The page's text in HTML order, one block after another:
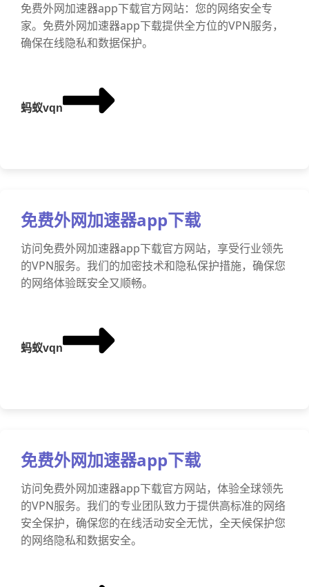
免费外网加速器app下载官方网站：您的网络安全专
家。免费外网加速器app下载提供全方位的VPN服务，
确保在线隐私和数据保护。
蚂蚁vqn
免费外网加速器app下载
访问免费外网加速器app下载官方网站，享受行业领先
的VPN服务。我们的加密技术和隐私保护措施，确保您
的网络体验既安全又顺畅。
蚂蚁vqn
免费外网加速器app下载
访问免费外网加速器app下载官方网站，体验全球领先
的VPN服务。我们的专业团队致力于提供高标准的网络
安全保护，确保您的在线活动安全无忧，全天候保护您
的网络隐私和数据安全。